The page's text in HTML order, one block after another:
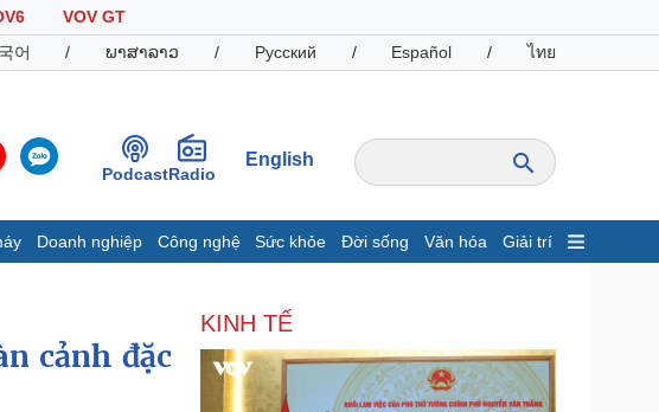
VOV GT
어 / ພາສາລາວ / Русский / Español / ไทย
PodcastRadio
English
Doanh nghiệp Công nghệ Sức khỏe Đời sống Văn hóa Giải trí
Bất động sản
Khởi nghiệp
Tiêu dùng
Tỷ giá
Chứng khoán
cảnh đặc
KINH TẾ